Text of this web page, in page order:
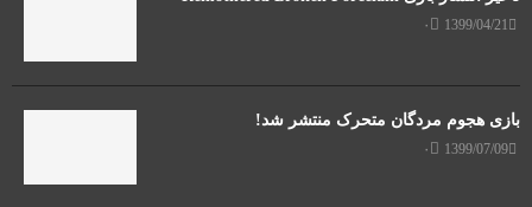
1399/04/21 ۰
بازی هجوم مردگان متحرک منتشر شد!
1399/07/09 ۰